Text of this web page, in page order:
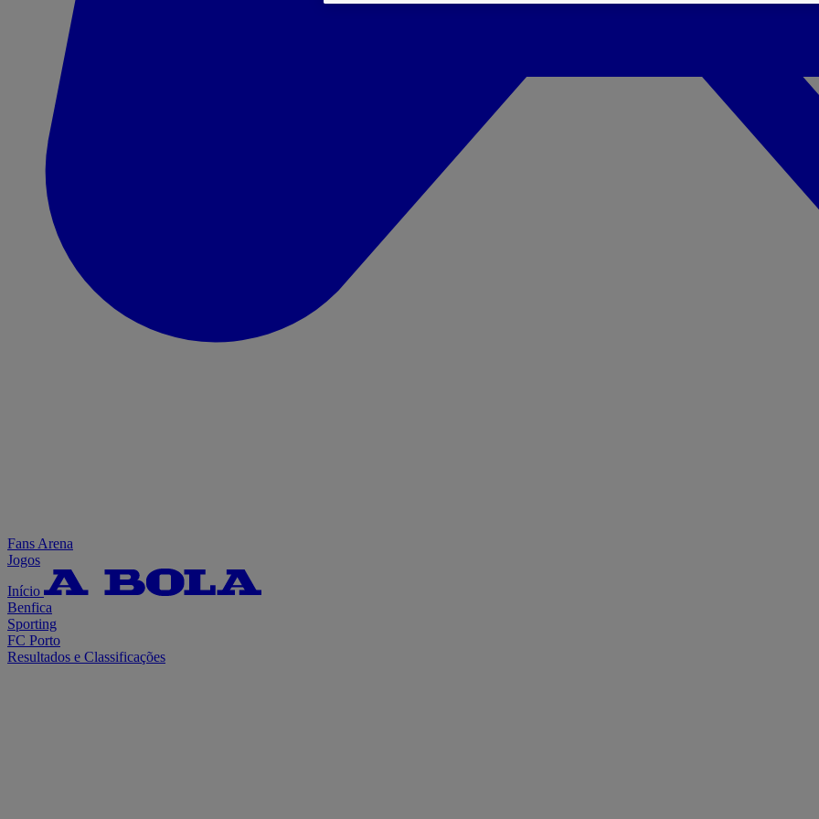
Fans Arena
Jogos
Início
Benfica
Sporting
FC Porto
Resultados e Classificações